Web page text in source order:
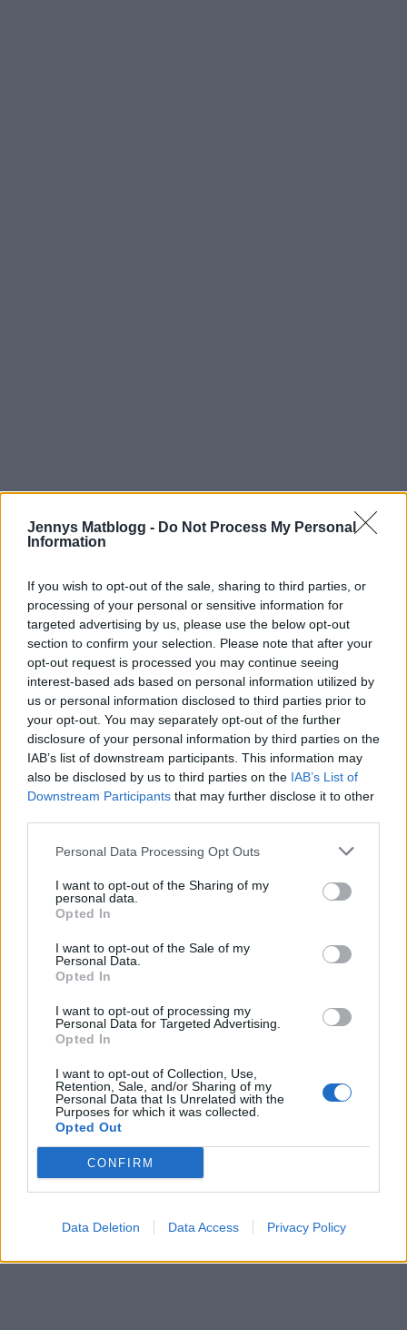
Jennys Matblogg - Do Not Process My Personal
Information
If you wish to opt-out of the sale, sharing to third parties, or
processing of your personal or sensitive information for
targeted advertising by us, please use the below opt-out
section to confirm your selection. Please note that after your
opt-out request is processed you may continue seeing
interest-based ads based on personal information utilized by
us or personal information disclosed to third parties prior to
your opt-out. You may separately opt-out of the further
disclosure of your personal information by third parties on the
IAB’s list of downstream participants. This information may
also be disclosed by us to third parties on the IAB’s List of
Downstream Participants that may further disclose it to other
Personal Data Processing Opt Outs
I want to opt-out of the Sharing of my
personal data.
Opted In
I want to opt-out of the Sale of my
Personal Data.
Opted In
I want to opt-out of processing my
Personal Data for Targeted Advertising.
Opted In
I want to opt-out of Collection, Use,
Retention, Sale, and/or Sharing of my
Personal Data that Is Unrelated with the
Purposes for which it was collected.
Opted Out
CONFIRM
Data Deletion Data Access Privacy Policy
{} [+]
COMMENTS
äldsta
Hejsan, ville bara säga att apelsinmarmeladen är den
godaste jag har ätit och så enkel. Tack så mycket för
detta recept!
Kram/Rita
Svara
Reply toRita
Åh vad roligt. Det ska jag hälsa Thelma 😀
0 Svara